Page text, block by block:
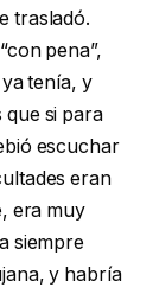
trasladó.
pena”,
tenía, y
que si para
escuchar
eran
era muy
siempre
y habría